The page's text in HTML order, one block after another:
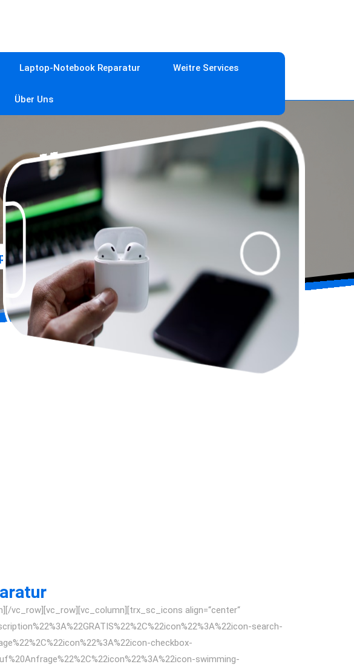
Laptop-Notebook Reparatur Weitre Services
Über Uns
Praxis»AirPods 2. Generation Reparatur
vc_row][vc_row][vc_column][trx_sc_icons align=“center“
search-
checkbox-
swimming-